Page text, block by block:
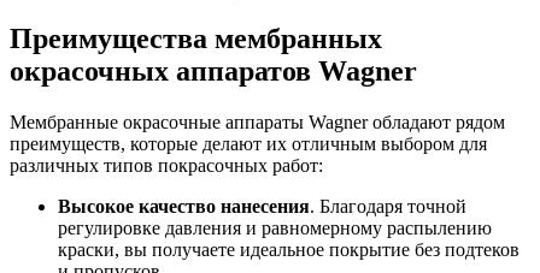
Преимущества мембранных
окрасочных аппаратов Wagner
Мембранные окрасочные аппараты Wagner обладают рядом
преимуществ, которые делают их отличным выбором для
различных типов покрасочных работ:
Высокое качество нанесения. Благодаря точной
регулировке давления и равномерному распылению
краски, вы получаете идеальное покрытие без подтеков